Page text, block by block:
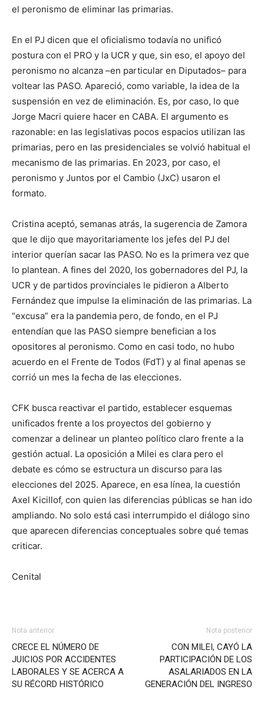
el peronismo de eliminar las primarias.
En el PJ dicen que el oficialismo todavía no unificó
postura con el PRO y la UCR y que, sin eso, el apoyo del
peronismo no alcanza –en particular en Diputados– para
voltear las PASO. Apareció, como variable, la idea de la
suspensión en vez de eliminación. Es, por caso, lo que
Jorge Macri quiere hacer en CABA. El argumento es
razonable: en las legislativas pocos espacios utilizan las
primarias, pero en las presidenciales se volvió habitual el
mecanismo de las primarias. En 2023, por caso, el
peronismo y Juntos por el Cambio (JxC) usaron el
formato.
Cristina aceptó, semanas atrás, la sugerencia de Zamora
que le dijo que mayoritariamente los jefes del PJ del
interior querían sacar las PASO. No es la primera vez que
lo plantean. A fines del 2020, los gobernadores del PJ, la
UCR y de partidos provinciales le pidieron a Alberto
Fernández que impulse la eliminación de las primarias. La
“excusa” era la pandemia pero, de fondo, en el PJ
entendían que las PASO siempre benefician a los
opositores al peronismo. Como en casi todo, no hubo
acuerdo en el Frente de Todos (FdT) y al final apenas se
corrió un mes la fecha de las elecciones.
CFK busca reactivar el partido, establecer esquemas
unificados frente a los proyectos del gobierno y
comenzar a delinear un planteo político claro frente a la
gestión actual. La oposición a Milei es clara pero el
debate es cómo se estructura un discurso para las
elecciones del 2025. Aparece, en esa línea, la cuestión
Axel Kicillof, con quien las diferencias públicas se han ido
ampliando. No solo está casi interrumpido el diálogo sino
que aparecen diferencias conceptuales sobre qué temas
criticar.
Cenital
Nota anterior
CRECE EL NÚMERO DE
JUICIOS POR ACCIDENTES
LABORALES Y SE ACERCA A
SU RÉCORD HISTÓRICO
Nota posterior
CON MILEI, CAYÓ LA
PARTICIPACIÓN DE LOS
ASALARIADOS EN LA
GENERACIÓN DEL INGRESO